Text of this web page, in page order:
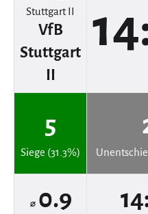
VfB
Stuttgart
II
5
Siege (31.3%)
⌀ 0.9